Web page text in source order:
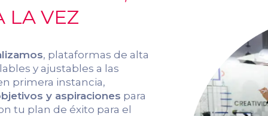
LA VEZ
, plataformas de alta
y ajustables a las
primera instancia,
y aspiraciones para
tu plan de éxito para el